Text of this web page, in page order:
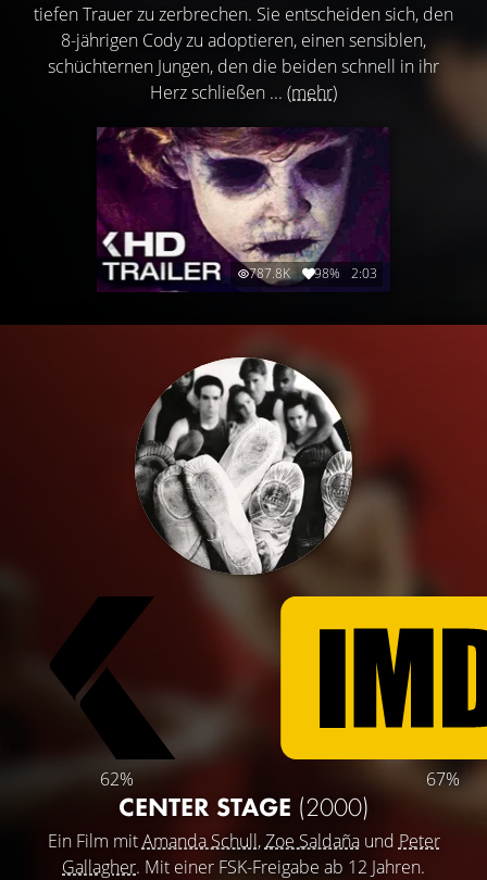
tiefen Trauer zu zerbrechen. Sie entscheiden sich, den
8-jährigen Cody zu adoptieren, einen sensiblen,
schüchternen Jungen, den die beiden schnell in ihr
Herz schließen ... (mehr)
787.8K 98% 2:03
62% 67%
CENTER STAGE (2000)
Ein Film mitAmanda Schull,Zoe Saldañaund Peter
Gallagher. Mit einer FSK-Freigabe ab 12 Jahren.